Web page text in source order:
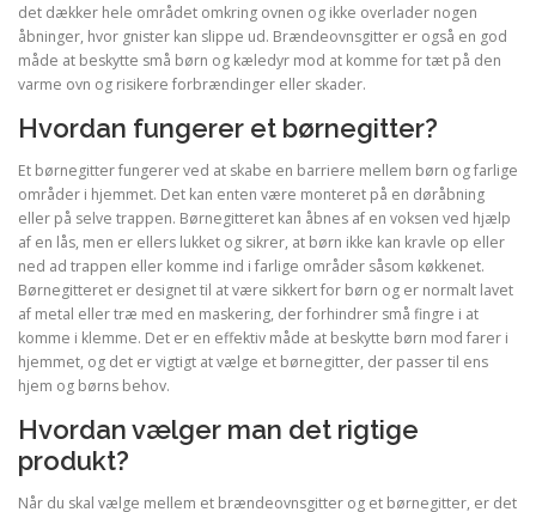
det dækker hele området omkring ovnen og ikke overlader nogen
åbninger, hvor gnister kan slippe ud. Brændeovnsgitter er også en god
måde at beskytte små børn og kæledyr mod at komme for tæt på den
varme ovn og risikere forbrændinger eller skader.
Hvordan fungerer et børnegitter?
Et børnegitter fungerer ved at skabe en barriere mellem børn og farlige
områder i hjemmet. Det kan enten være monteret på en døråbning
eller på selve trappen. Børnegitteret kan åbnes af en voksen ved hjælp
af en lås, men er ellers lukket og sikrer, at børn ikke kan kravle op eller
ned ad trappen eller komme ind i farlige områder såsom køkkenet.
Børnegitteret er designet til at være sikkert for børn og er normalt lavet
af metal eller træ med en maskering, der forhindrer små fingre i at
komme i klemme. Det er en effektiv måde at beskytte børn mod farer i
hjemmet, og det er vigtigt at vælge et børnegitter, der passer til ens
hjem og børns behov.
Hvordan vælger man det rigtige
produkt?
Når du skal vælge mellem et brændeovnsgitter og et børnegitter, er det